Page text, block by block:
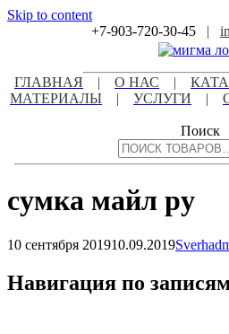
Skip to content
+7-903-720-30-45 |
ГЛАВНАЯ | О НАС |
МАТЕРИАЛЫ
| УСЛУГИ |
Поиск
сумка майл ру
10 сентября 201910.09.2019
Навигация по